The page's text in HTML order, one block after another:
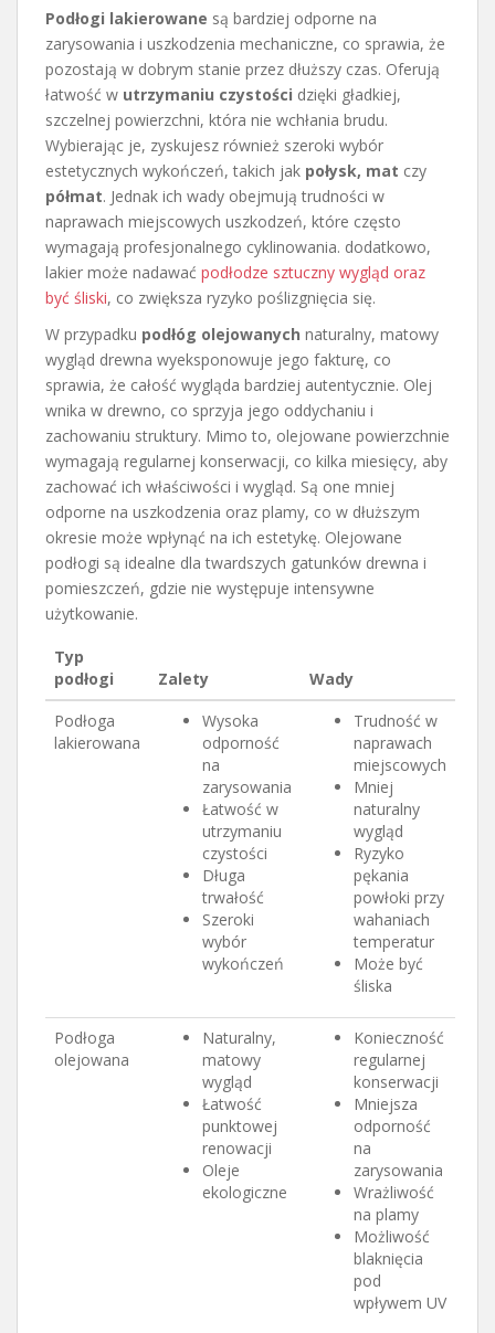
Podłogi lakierowane są bardziej odporne na
zarysowania i uszkodzenia mechaniczne, co sprawia, że
pozostają w dobrym stanie przez dłuższy czas. Oferują
łatwość w utrzymaniu czystości dzięki gładkiej,
szczelnej powierzchni, która nie wchłania brudu.
Wybierając je, zyskujesz również szeroki wybór
estetycznych wykończeń, takich jak połysk, mat czy
półmat. Jednak ich wady obejmują trudności w
naprawach miejscowych uszkodzeń, które często
wymagają profesjonalnego cyklinowania. dodatkowo,
lakier może nadawać podłodze sztuczny wygląd oraz
być śliski, co zwiększa ryzyko poślizgnięcia się.
W przypadku podłóg olejowanych naturalny, matowy
wygląd drewna wyeksponowuje jego fakturę, co
sprawia, że całość wygląda bardziej autentycznie. Olej
wnika w drewno, co sprzyja jego oddychaniu i
zachowaniu struktury. Mimo to, olejowane powierzchnie
wymagają regularnej konserwacji, co kilka miesięcy, aby
zachować ich właściwości i wygląd. Są one mniej
odporne na uszkodzenia oraz plamy, co w dłuższym
okresie może wpłynąć na ich estetykę. Olejowane
podłogi są idealne dla twardszych gatunków drewna i
pomieszczeń, gdzie nie występuje intensywne
użytkowanie.
Typ
podłogi
Zalety
Wady
Podłoga
lakierowana
Wysoka
odporność
na
zarysowania
Łatwość w
utrzymaniu
czystości
Długa
trwałość
Szeroki
wybór
wykończeń
Trudność w
naprawach
miejscowych
Mniej
naturalny
wygląd
Ryzyko
pękania
powłoki przy
wahaniach
temperatur
Może być
śliska
Podłoga
olejowana
Naturalny,
matowy
wygląd
Łatwość
punktowej
renowacji
Oleje
ekologiczne
Konieczność
regularnej
konserwacji
Mniejsza
odporność
na
zarysowania
Wrażliwość
na plamy
Możliwość
blaknięcia
pod
wpływem UV